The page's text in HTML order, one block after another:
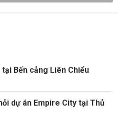
Bến cảng Liên Chiểu
dự án Empire City tại Thủ